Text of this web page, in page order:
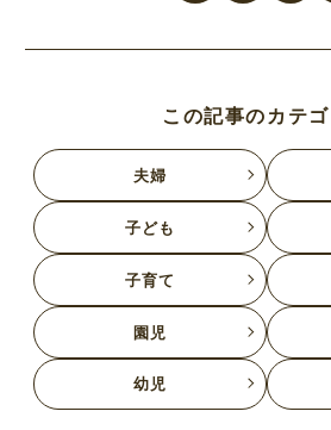
この記事のカテ
夫婦
子ども
子育て
園児
幼児